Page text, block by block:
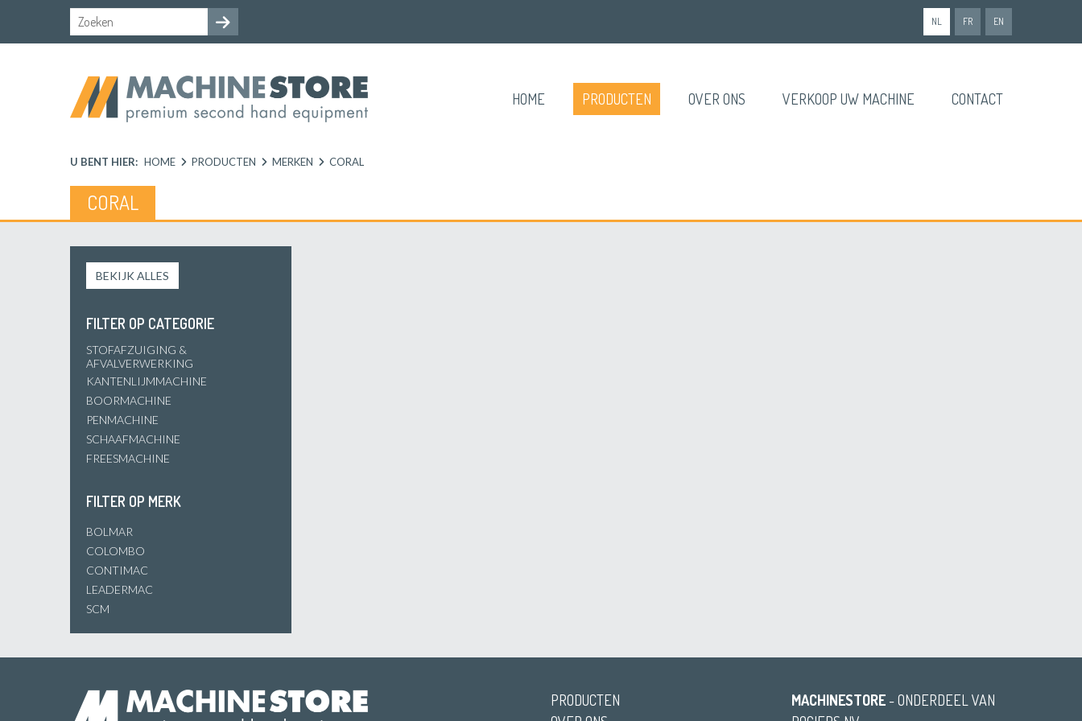
NL FR EN
HOME PRODUCTEN OVER ONS VERKOOP UW MACHINE CONTACT
U BENT HIER: HOME PRODUCTEN MERKEN CORAL
CORAL
BEKIJK ALLES
FILTER OP CATEGORIE
STOFAFZUIGING &
AFVALVERWERKING
KANTENLIJMMACHINE
BOORMACHINE
PENMACHINE
SCHAAFMACHINE
FREESMACHINE
FILTER OP MERK
BOLMAR
COLOMBO
CONTIMAC
LEADERMAC
SCM
PRODUCTEN
MACHINESTORE- ONDERDEEL VAN